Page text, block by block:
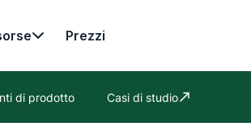
Prezzi
di prodotto Casi di studio
Si apre in una nuova finestra